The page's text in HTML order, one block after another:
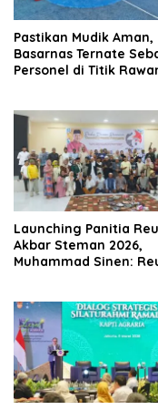
Pastikan Mudik Aman,
Basarnas Ternate
Personel di Titik
Launching Panitia
Akbar Steman 2026,
Muhammad Sinen: